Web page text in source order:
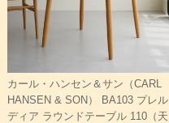
カール・ハンセン＆サン（CARL
HANSEN & SON） BA103 プレル
ディア ラウンドテーブル 110（天